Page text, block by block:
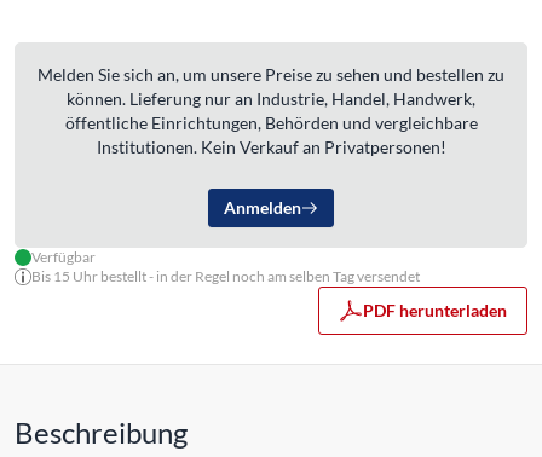
Melden Sie sich an, um unsere Preise zu sehen und bestellen zu
können. Lieferung nur an Industrie, Handel, Handwerk,
öffentliche Einrichtungen, Behörden und vergleichbare
Institutionen. Kein Verkauf an Privatpersonen!
Anmelden
Verfügbar
Bis 15 Uhr bestellt - in der Regel noch am selben Tag versendet
PDF herunterladen
Beschreibung